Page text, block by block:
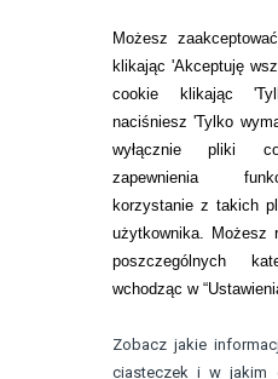
Możesz
klikając 'Akceptuję
cookie klikając
naciśniesz 'Tylko
wyłącznie pliki
zapewnienia
korzystanie z takich
użytkownika. Możesz
poszczególnych
wchodząc w
Zobacz jakie
ciasteczek i w jakim
SOCZEWKI KOLOROWE
Zwrot (odstąpienie od
ZMIEŃ USTAWIENIA ZGODY
KONTAKT
telefon:
22 113 44 42
telefon:
732 08 08 72